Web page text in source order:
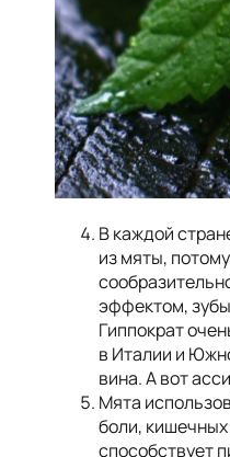
В каждой
из мяты,
эффектом,
Гиппократ
в Италии и
вина. А вот
Мята
боли,
способствует